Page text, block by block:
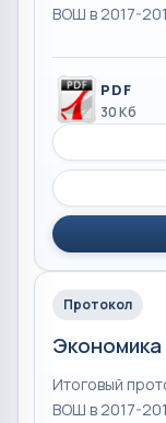
ВОШ в 2017-
PDF
30 Кб
Протокол
Итоговый
ВОШ в 2017-